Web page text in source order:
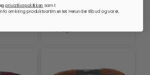
99,00kr.
På lager
privatlivspolitkken samt
omkring produktsortimentet. Herunder tilbud og varer,